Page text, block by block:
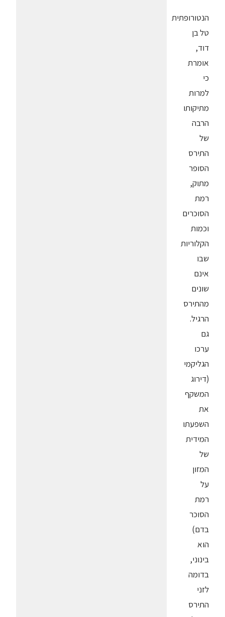
הנטורופתית
טל בן
דוד,
אומרת
כי
למרות
מתיקותו
הרבה
של
התירס
הסופר
מתוק,
רמת
הסוכרים
וכמות
הקלוריות
שבו
אינם
שונים
מהתירס
הרגיל.
גם
ערכו
הגליקמי
(דירוג
המשקף
את
השפעתו
המידית
של
המזון
על
רמת
הסוכר
בדם)
הוא
בינוני,
בדומה
לזני
התירס